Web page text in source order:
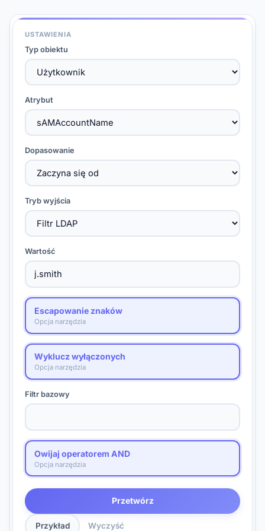
USTAWIENIA
Typ obiektu
Atrybut
Dopasowanie
Tryb wyjścia
Wartość
Escapowanie znaków
Opcja narzędzia
Wyklucz wyłączonych
Opcja narzędzia
Filtr bazowy
Owijaj operatorem AND
Opcja narzędzia
Przetwórz
Przykład Wyczyść